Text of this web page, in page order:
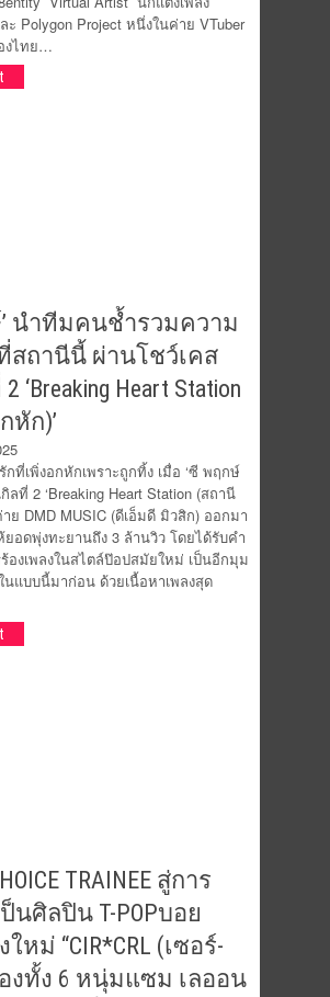
ะ Polygon Project หนึ่งในค่าย VTuber
งไทย…
นำทีมคนช้ำรวมความ
สถานีนี้ ผ่านโชว์เคส
‘Breaking Heart Station
หัก)’
ที่เพิ่งอกหักเพราะถูกทิ้ง เมื่อ ‘ซี พฤกษ์
ลที่ 2 ‘Breaking Heart Station (สถานี
ย DMD MUSIC (ดีเอ็มดี มิวสิก) ออกมา
อดพุ่งทะยานถึง 3 ล้านวิว โดยได้รับคำ
องเพลงในสไตล์ป๊อปสมัยใหม่ เป็นอีกมุม
แบบนี้มาก่อน ด้วยเนื้อหาเพลงสุด
TRAINEE สู่การ
ป็นศิลปิน T-POPบอย
หม่ “CIR*CRL (เซอร์-
งทั้ง 6 หนุ่มแซม เลออน